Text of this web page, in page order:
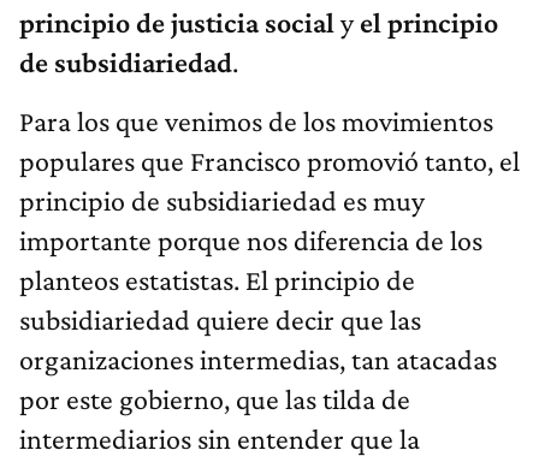
principio de justicia social yel principio
de subsidiariedad.
Para los que venimos de los movimientos
populares que Francisco promovió tanto, el
principio de subsidiariedad es muy
importante porque nos diferencia de los
planteos estatistas. El principio de
subsidiariedad quiere decir que las
organizaciones intermedias, tan atacadas
por este gobierno, que las tilda de
intermediarios sin entender que la